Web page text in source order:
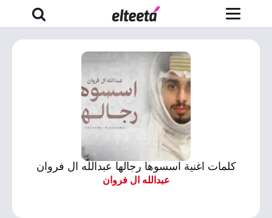
كلمات اغنية اسسوها رجالها عبدالله ال فروان
عبدالله ال فروان